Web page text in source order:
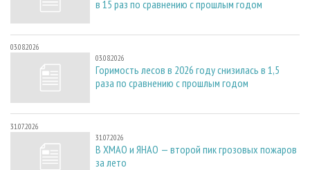
в 15 раз по сравнению с прошлым годом
03.08.2026
03.08.2026
Горимость лесов в 2026 году снизилась в 1,5
раза по сравнению с прошлым годом
31.07.2026
31.07.2026
В ХМАО и ЯНАО — второй пик грозовых пожаров
за лето